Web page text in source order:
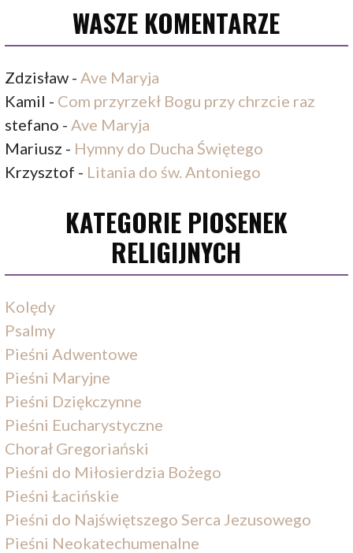
WASZE KOMENTARZE
Zdzisław - Ave Maryja
Kamil - Com przyrzekł Bogu przy chrzcie raz
stefano - Ave Maryja
Mariusz - Hymny do Ducha Świętego
Krzysztof - Litania do św. Antoniego
KATEGORIE PIOSENEK
RELIGIJNYCH
Kolędy
Psalmy
Pieśni Adwentowe
Pieśni Maryjne
Pieśni Dziękczynne
Pieśni Eucharystyczne
Chorał Gregoriański
Pieśni do Miłosierdzia Bożego
Pieśni Łacińskie
Pieśni do Najświętszego Serca Jezusowego
Pieśni Neokatechumenalne